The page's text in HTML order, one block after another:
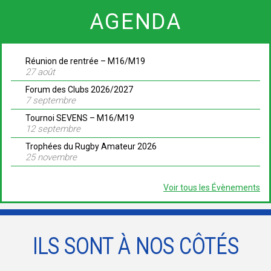
AGENDA
Réunion de rentrée – M16/M19
27 août
Forum des Clubs 2026/2027
7 septembre
Tournoi SEVENS – M16/M19
12 septembre
Trophées du Rugby Amateur 2026
25 novembre
Voir tous les Évènements
ILS SONT À NOS CÔTÉS